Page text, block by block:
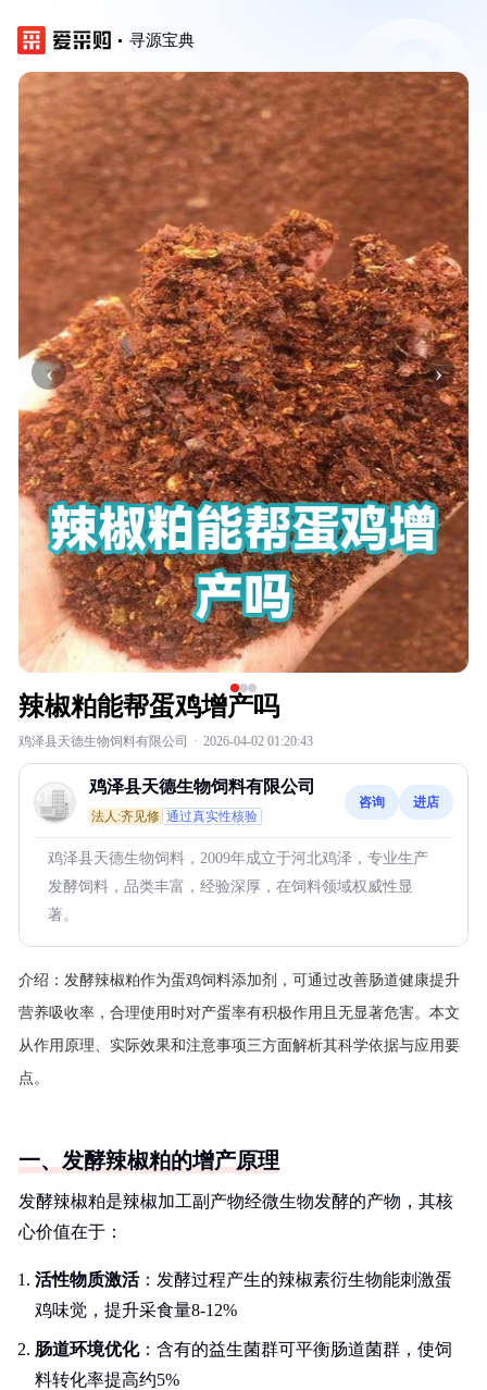
寻源宝典
‹ ›
辣椒粕能帮蛋鸡增产吗
鸡泽县天德生物饲料有限公司 · 2026-04-02 01:20:43
鸡泽县天德生物饲料有限公司
法人:齐见修 通过真实性核验
咨询 进店
鸡泽县天德生物饲料，2009年成立于河北鸡泽，专业生产
发酵饲料，品类丰富，经验深厚，在饲料领域权威性显
著。
介绍： 发酵辣椒粕作为蛋鸡饲料添加剂，可通过改善肠道健康提升
营养吸收率，合理使用时对产蛋率有积极作用且无显著危害。本文
从作用原理、实际效果和注意事项三方面解析其科学依据与应用要
点。
一、发酵辣椒粕的增产原理
发酵辣椒粕是辣椒加工副产物经微生物发酵的产物，其核
心价值在于：
活性物质激活：发酵过程产生的辣椒素衍生物能刺激蛋
鸡味觉，提升采食量8-12%
肠道环境优化：含有的益生菌群可平衡肠道菌群，使饲
料转化率提高约5%